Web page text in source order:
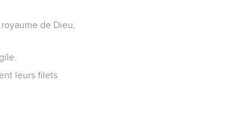
de Dieu,
leurs filets